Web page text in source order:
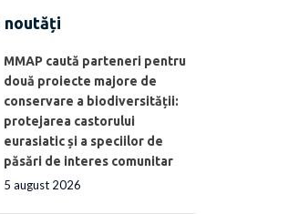
noutăți
MMAP caută parteneri pentru
două proiecte majore de
conservare a biodiversității:
protejarea castorului
eurasiatic și a speciilor de
păsări de interes comunitar
5 august 2026